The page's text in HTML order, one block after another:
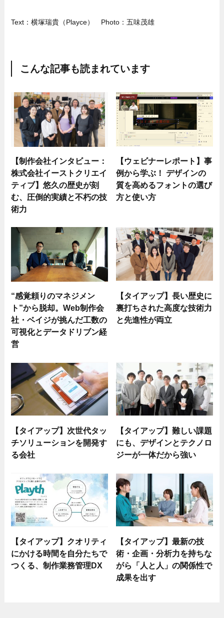
Text：横塚瑞貴（Playce） Photo：五味茂雄
こんな記事も読まれています
【制作会社インタビュー：
株式会社イーストクリエイ
ティブ】悠久の歴史が刻
む、圧倒的実績と不朽の技
術力
【ウェビナーレポート】事
例から学ぶ！ デザインの
質を高めるフォントの選び
方と使い方
“感覚頼りのマネジメン
ト”から脱却。Web制作会
社・ベイジが挑んだ工数の
可視化とデータドリブン経
営
【タイアップ】長い歴史に
裏打ちされた高度な技術力
と先進性が両立
【タイアップ】次世代タッ
チソリューションを開発す
る会社
【タイアップ】難しい課題
にも、デザインとテクノロ
ジーが一体だから強い
【タイアップ】クオリティ
にかける時間を自分たちで
つくる、制作業務管理DX
【タイアップ】最新の技
術・企画・分析力を持ちな
がら「人と人」の関係性で
成果を出す